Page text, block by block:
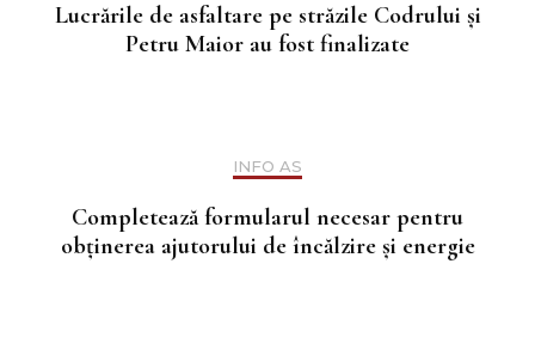
Lucrările de asfaltare pe străzile Codrului și
Petru Maior au fost finalizate
INFO AS
Completează formularul necesar pentru
obținerea ajutorului de încălzire și energie